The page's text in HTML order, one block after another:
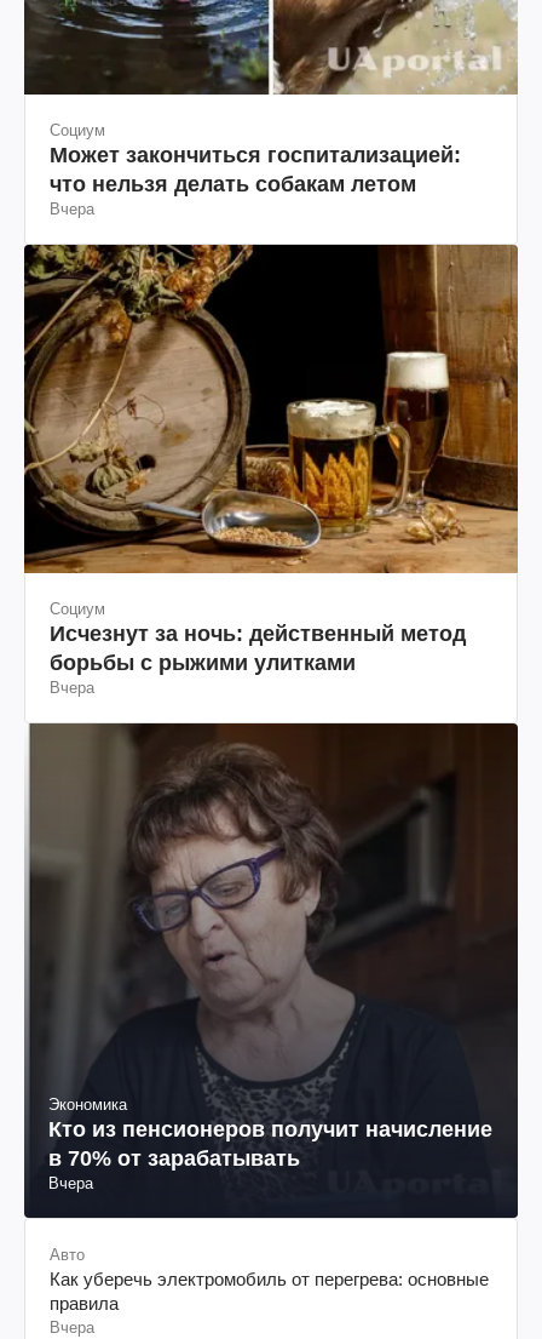
Социум
Может закончиться госпитализацией:
что нельзя делать собакам летом
Вчера
Социум
Исчезнут за ночь: действенный метод
борьбы с рыжими улитками
Вчера
Экономика
Кто из пенсионеров получит начисление
в 70% от зарабатывать
Вчера
Авто
Как уберечь электромобиль от перегрева: основные
правила
Вчера